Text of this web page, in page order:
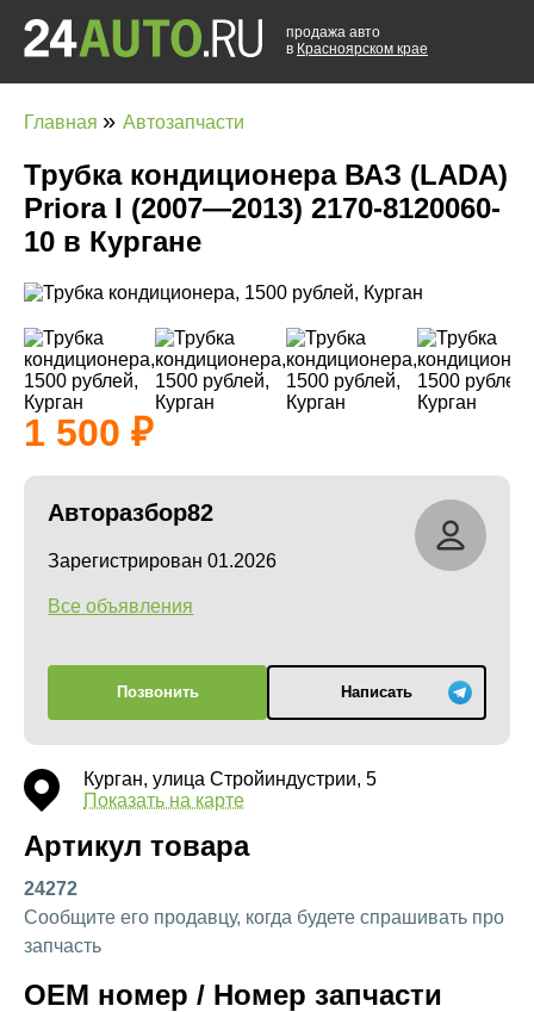
продажа авто
в Красноярском крае
Главная » Автозапчасти
Трубка кондиционера ВАЗ (LADA)
Priora I (2007—2013) 2170-8120060-
10 в Кургане
1 500
Авторазбор82
Зарегистрирован 01.2026
Все объявления
Позвонить Написать
Курган, улица Стройиндустрии, 5
Показать на карте
Артикул товара
24272
Сообщите его продавцу, когда будете спрашивать про
запчасть
OEM номер / Номер запчасти